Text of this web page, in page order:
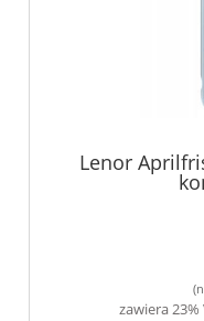
Lenor
zawiera